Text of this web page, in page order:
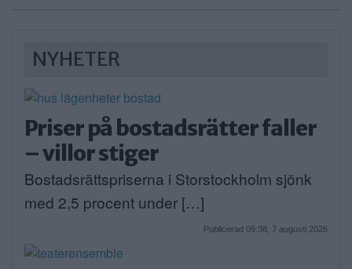
NYHETER
Priser på bostadsrätter faller
– villor stiger
Bostadsrättspriserna i Storstockholm sjönk
med 2,5 procent under […]
Publicerad 09:38, 7 augusti 2026